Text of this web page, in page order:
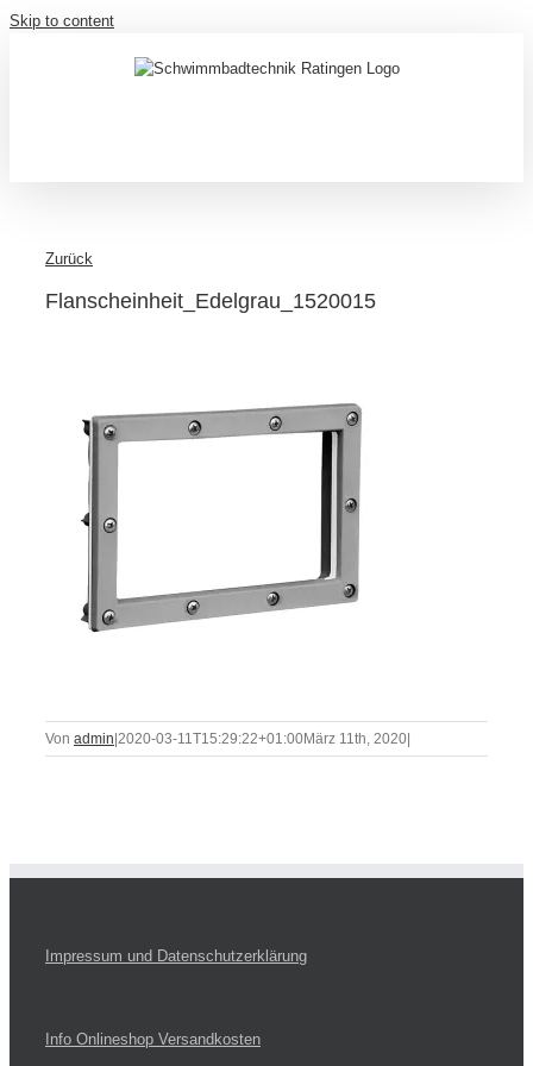
Skip to content
Zurück
Flanscheinheit_Edelgrau_1520015
Von admin 2020-03-11T15:29:22+01:00März 11th, 2020
Impressum und Datenschutzerklärung
Info Onlineshop Versandkosten